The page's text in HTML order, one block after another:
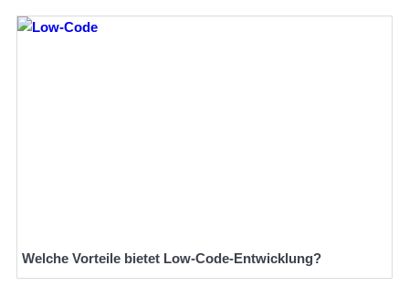
Welche Vorteile bietet Low-Code-Entwicklung?